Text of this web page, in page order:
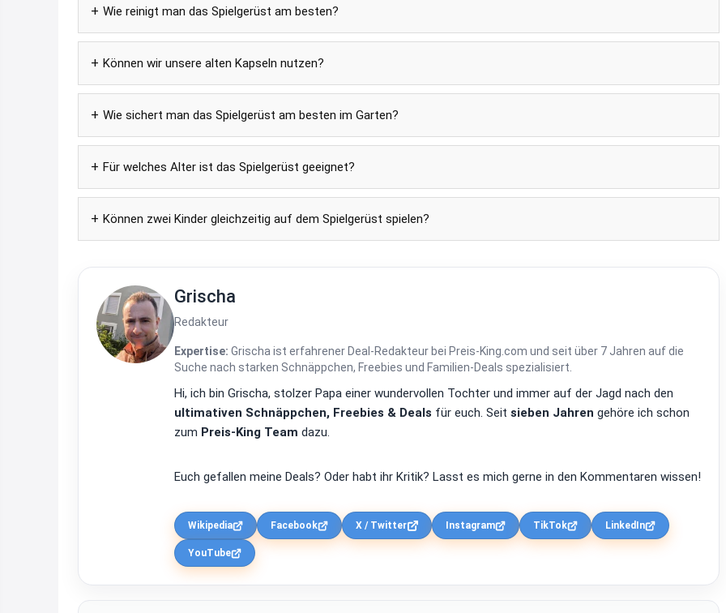
Wie reinigt man das Spielgerüst am besten?
Können wir unsere alten Kapseln nutzen?
Wie sichert man das Spielgerüst am besten im Garten?
Für welches Alter ist das Spielgerüst geeignet?
Können zwei Kinder gleichzeitig auf dem Spielgerüst spielen?
Grischa
Redakteur
Expertise: Grischa ist erfahrener Deal-Redakteur bei Preis-King.com und seit über 7 Jahren auf die
Suche nach starken Schnäppchen, Freebies und Familien-Deals spezialisiert.
Hi, ich bin Grischa, stolzer Papa einer wundervollen Tochter und immer auf der Jagd nach den
ultimativen Schnäppchen, Freebies & Deals für euch. Seit sieben Jahren gehöre ich schon
zum Preis-King Team dazu.
Euch gefallen meine Deals? Oder habt ihr Kritik? Lasst es mich gerne in den Kommentaren wissen!
Wikipedia Facebook X / Twitter Instagram TikTok LinkedIn
YouTube